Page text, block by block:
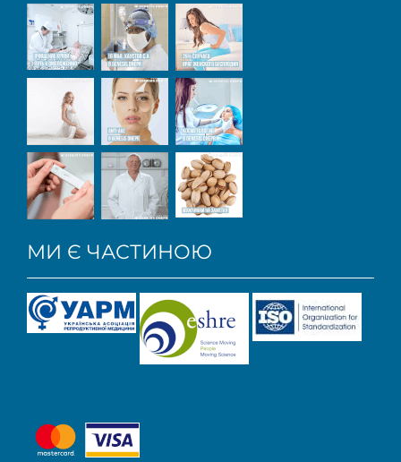
МИ Є ЧАСТИНОЮ